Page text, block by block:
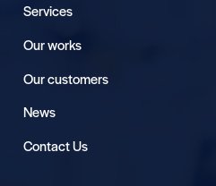
Services
Our works
Our customers
News
Contact Us